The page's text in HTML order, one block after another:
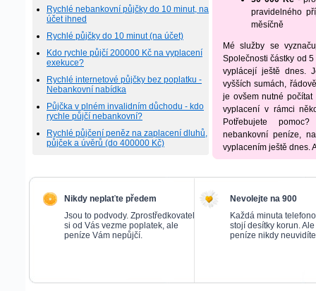
Rychlé nebankovní půjčky do 10 minut, na
účet ihned
Rychlé půjčky do 10 minut (na účet)
Kdo rychle půjčí 200000 Kč na vyplacení
exekuce?
Rychlé internetové půjčky bez poplatku -
Nebankovní nabídka
Půjčka v plném invalidním důchodu - kdo
rychle půjčí nebankovní?
Rychlé půjčení peněz na zaplacení dluhů,
půjček a úvěrů (do 400000 Kč)
pravidelného
měsíčně
Mé služby se
Společnosti částky od
vyplácejí ještě dnes.
vyšších sumách,
je ovšem nutné
vyplacení v rámci
Potřebujete
nebankovní peníze,
vyplacením ještě dnes.
Nikdy neplaťte předem
Jsou to podvody. Zprostředkovatel
si od Vás vezme poplatek, ale
peníze Vám nepůjčí.
Nevolejte na 900
Každá minuta
stojí desítky korun.
peníze nikdy